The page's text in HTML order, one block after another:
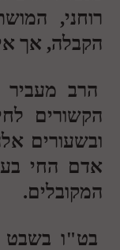
רוחני,
הקבלה, אך
הרב מעביר
הקשורים
ובשעורים
אדם החי
המקובלים.
בט"ו